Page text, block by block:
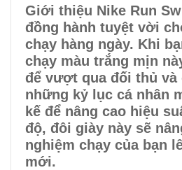
Giới thiệu Nike Run
đồng hành tuyệt vời
chạy hàng ngày. Khi
chạy màu trắng mịn
để vượt qua đối thủ và
những kỷ lục cá nhân
kế để nâng cao hiệu
độ, đôi giày này sẽ
nghiệm chạy của bạn
mới.